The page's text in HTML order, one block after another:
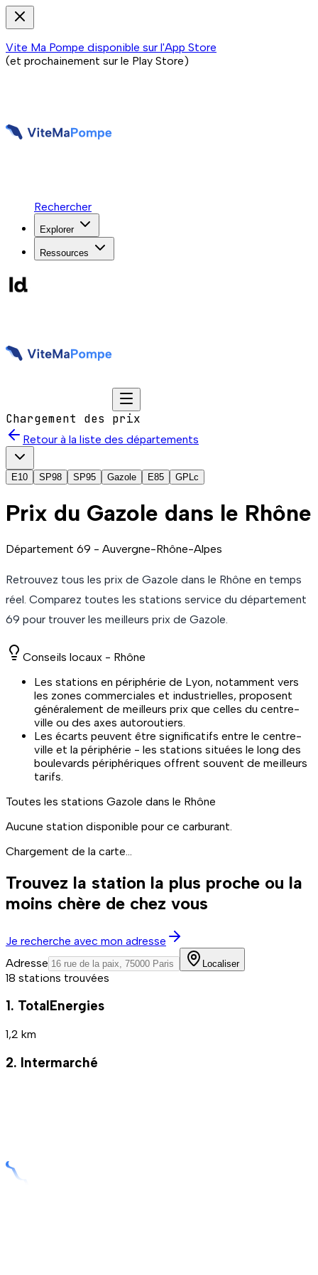
Vite Ma Pompe disponible sur l'App Store
(et prochainement sur le Play Store)
Rechercher
Explorer
Ressources
Chargement des prix
Retour à la liste des départements
E10 SP98 SP95 Gazole E85 GPLc
Prix du Gazole dans le Rhône
Département 69 - Auvergne-Rhône-Alpes
Retrouvez tous les prix de Gazole dans le Rhône en temps
réel. Comparez toutes les stations service du département
69 pour trouver les meilleurs prix de Gazole.
Conseils locaux - Rhône
Les stations en périphérie de Lyon, notamment vers
les zones commerciales et industrielles, proposent
généralement de meilleurs prix que celles du centre-
ville ou des axes autoroutiers.
Les écarts peuvent être significatifs entre le centre-
ville et la périphérie - les stations situées le long des
boulevards périphériques offrent souvent de meilleurs
tarifs.
Toutes les stations Gazole dans le Rhône
Aucune station disponible pour ce carburant.
Chargement de la carte...
Trouvez la station la plus proche ou la
moins chère de chez vous
Je recherche avec mon adresse
Adresse
Localiser
18 stations trouvées
1. TotalEnergies
1,2 km
2. Intermarché